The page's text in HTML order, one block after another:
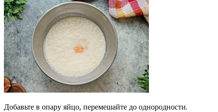
Добавьте в опару яйцо, перемешайте до однородности.